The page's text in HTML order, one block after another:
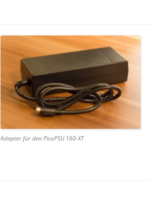
Adapter für den PicoPSU 160-XT